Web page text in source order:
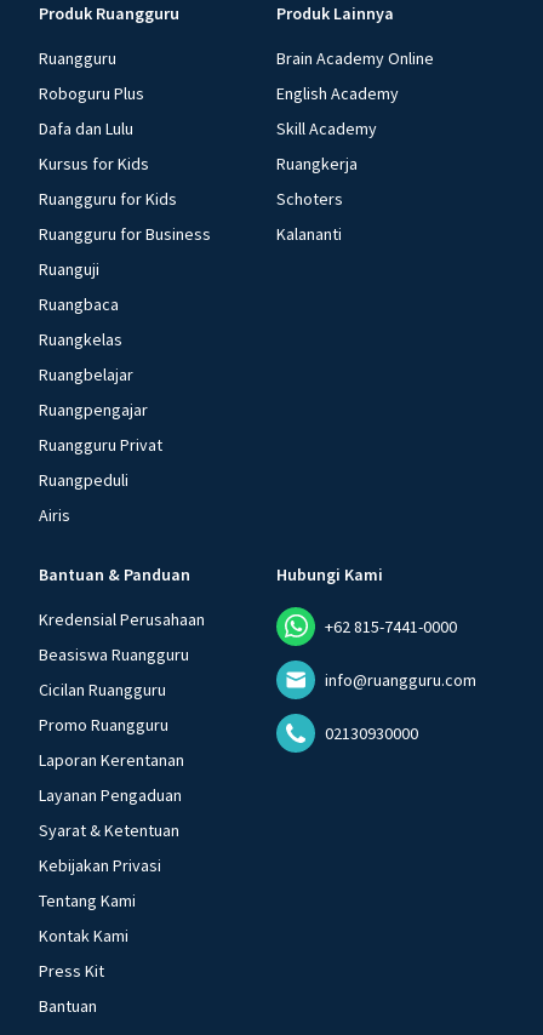
Produk Ruangguru
Ruangguru
Roboguru Plus
Dafa dan Lulu
Kursus for Kids
Ruangguru for Kids
Ruangguru for Business
Ruanguji
Ruangbaca
Ruangkelas
Ruangbelajar
Ruangpengajar
Ruangguru Privat
Ruangpeduli
Airis
Produk Lainnya
Brain Academy Online
English Academy
Skill Academy
Ruangkerja
Schoters
Kalananti
Bantuan & Panduan
Kredensial Perusahaan
Beasiswa Ruangguru
Cicilan Ruangguru
Promo Ruangguru
Laporan Kerentanan
Layanan Pengaduan
Syarat & Ketentuan
Kebijakan Privasi
Tentang Kami
Kontak Kami
Press Kit
Bantuan
Hubungi Kami
+62 815-7441-0000
info@ruangguru.com
02130930000